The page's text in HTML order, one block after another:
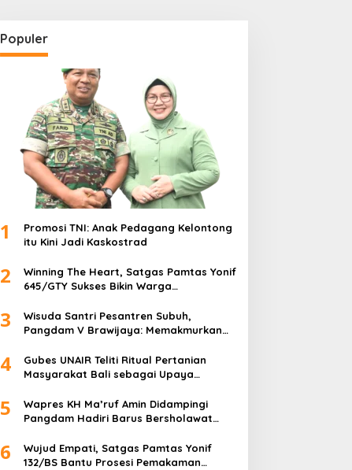
Populer
1
Promosi TNI: Anak Pedagang Kelontong
itu Kini Jadi Kaskostrad
2
Winning The Heart, Satgas Pamtas Yonif
645/GTY Sukses Bikin Warga
3
Wisuda Santri Pesantren Subuh,
Pangdam V Brawijaya: Memakmurkan
4
Gubes UNAIR Teliti Ritual Pertanian
Masyarakat Bali sebagai Upaya
5
Wapres KH Ma’ruf Amin Didampingi
Pangdam Hadiri Barus Bersholawat
6
Wujud Empati, Satgas Pamtas Yonif
132/BS Bantu Prosesi Pemakaman